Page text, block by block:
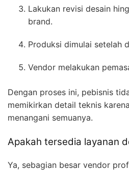
Lakukan revisi desain
brand.
Produksi dimulai setelah
Vendor melakukan
Dengan proses ini, pebisnis
memikirkan detail teknis
menangani semuanya.
Apakah tersedia layanan
Ya, sebagian besar vendor